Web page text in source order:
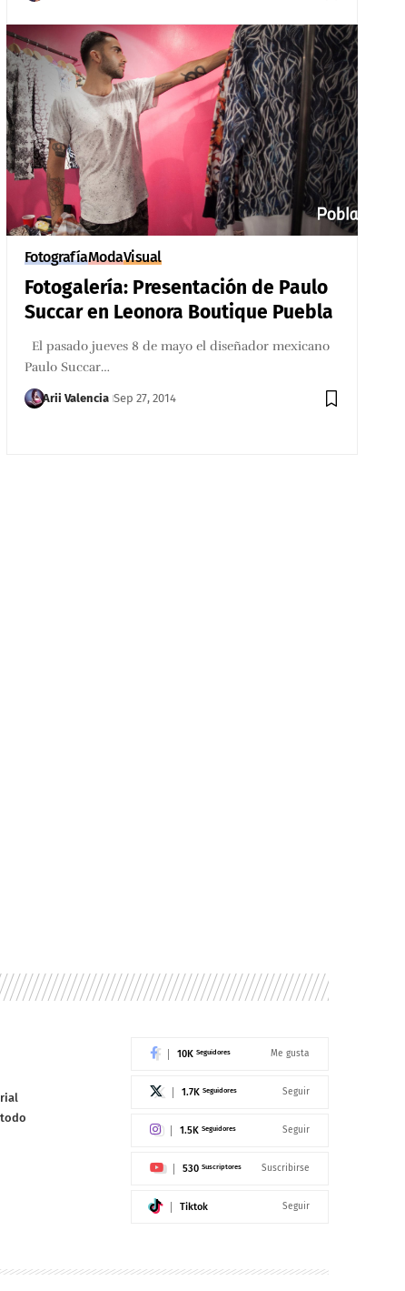
FotografíaModaVisual
Fotogalería: Presentación de Paulo
Succar en Leonora Boutique Puebla
El pasado jueves 8 de mayo el diseñador mexicano
Paulo Succar…
Arii Valencia Sep 27, 2014
todo
10K Seguidores Me gusta
1.7K Seguidores Seguir
1.5K Seguidores Seguir
530 Suscriptores Suscribirse
Tiktok Seguir